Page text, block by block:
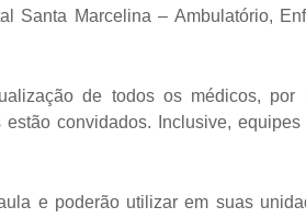
Santa Marcelina – Ambulatório,
de todos os médicos,
convidados. Inclusive,
e poderão utilizar em suas